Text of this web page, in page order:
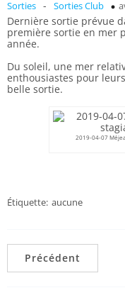
Sorties - Sorties Club
Dernière sortie prévue
première sortie en mer
année.
Du soleil, une mer
enthousiastes pour
belle sortie.
2019-04-07
Étiquette: aucune
Précédent